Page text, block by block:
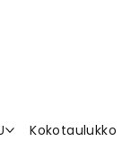
Kokotaulukko